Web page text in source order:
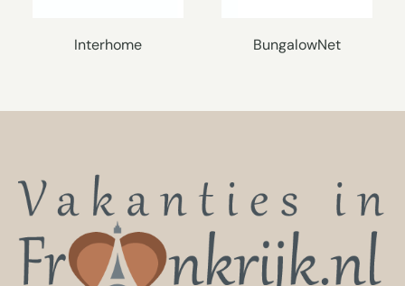
Interhome BungalowNet